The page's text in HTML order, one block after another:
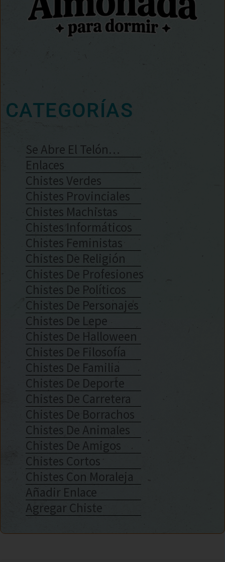
CATEGORÍAS
Se Abre El Telón…
Enlaces
Chistes Verdes
Chistes Provinciales
Chistes Machistas
Chistes Informáticos
Chistes Feministas
Chistes De Religión
Chistes De Profesiones
Chistes De Políticos
Chistes De Personajes
Chistes De Lepe
Chistes De Halloween
Chistes De Filosofía
Chistes De Familia
Chistes De Deporte
Chistes De Carretera
Chistes De Borrachos
Chistes De Animales
Chistes De Amigos
Chistes Cortos
Chistes Con Moraleja
Añadir Enlace
Agregar Chiste